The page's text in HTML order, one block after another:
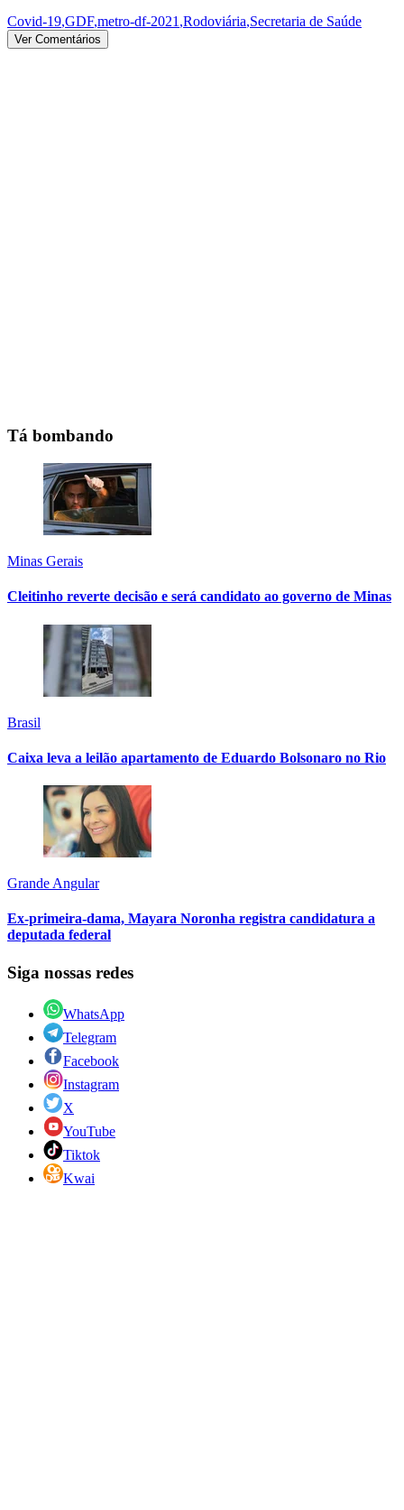
Covid-19,GDF,metro-df-2021 ,Rodoviária,Secretaria de Saúde
Ver Comentários
Tá bombando
Minas Gerais
Cleitinho reverte decisão e será candidato ao governo de Minas
Brasil
Caixa leva a leilão apartamento de Eduardo Bolsonaro no Rio
Grande Angular
Ex-primeira-dama, Mayara Noronha registra candidatura a
deputada federal
Siga nossas redes
WhatsApp
Telegram
Facebook
Instagram
X
YouTube
Tiktok
Kwai